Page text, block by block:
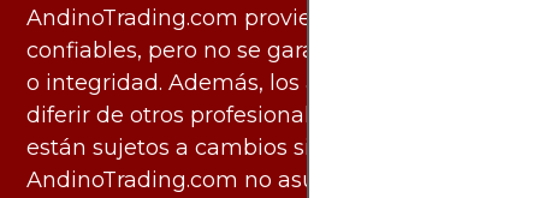
AndinoTrading.com proviene de fuentes
confiables, pero no se garantiza su exactitud
o integridad. Además, los análisis pueden
diferir de otros profesionales calificados y
están sujetos a cambios sin previo aviso.
AndinoTrading.com no asume